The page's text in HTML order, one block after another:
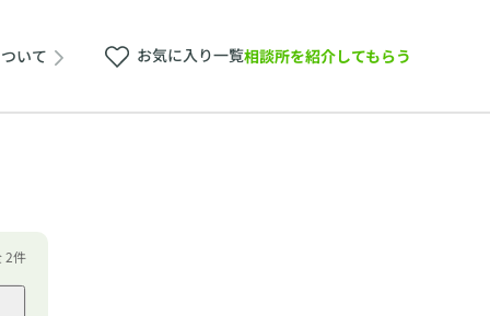
いて お気に入り一覧相談所を紹介してもらう
2件